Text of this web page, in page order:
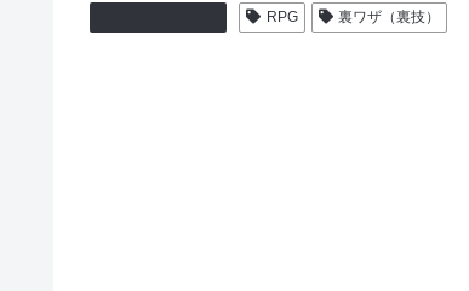
RPG 裏ワザ（裏技）